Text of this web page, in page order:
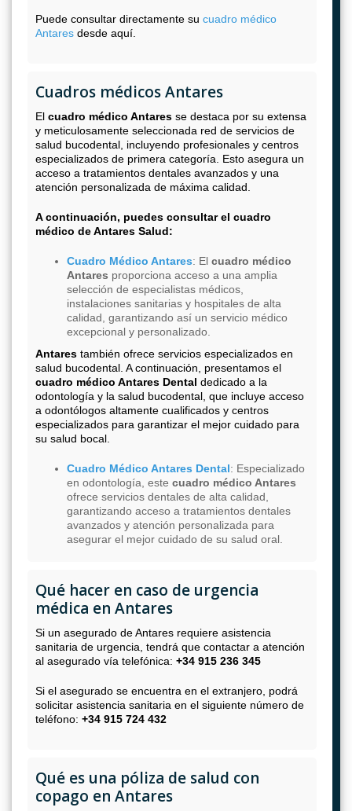
Puede consultar directamente su cuadro médico
Antares desde aquí.
Cuadros médicos Antares
El cuadro médico Antares se destaca por su extensa
y meticulosamente seleccionada red de servicios de
salud bucodental, incluyendo profesionales y centros
especializados de primera categoría. Esto asegura un
acceso a tratamientos dentales avanzados y una
atención personalizada de máxima calidad.
A continuación, puedes consultar el cuadro
médico deAntares Salud:
Cuadro Médico Antares: El cuadro médico
Antares proporciona acceso a una amplia
selección de especialistas médicos,
instalaciones sanitarias y hospitales de alta
calidad, garantizando así un servicio médico
excepcional y personalizado.
Antares también ofrece servicios especializados en
salud bucodental. A continuación, presentamos el
cuadro médico Antares Dental dedicado a la
odontología y la salud bucodental, que incluye acceso
a odontólogos altamente cualificados y centros
especializados para garantizar el mejor cuidado para
su salud bocal.
Cuadro Médico Antares Dental: Especializado
en odontología, este cuadro médico Antares
ofrece servicios dentales de alta calidad,
garantizando acceso a tratamientos dentales
avanzados y atención personalizada para
asegurar el mejor cuidado de su salud oral.
Qué hacer en caso de urgencia
médica en Antares
Si un asegurado de Antares requiere asistencia
sanitaria de urgencia, tendrá que contactar a atención
al asegurado vía telefónica: +34 915 236 345
Si el asegurado se encuentra en el extranjero, podrá
solicitar asistencia sanitaria en el siguiente número de
teléfono: +34 915 724 432
Qué es una póliza de salud con
copago en Antares